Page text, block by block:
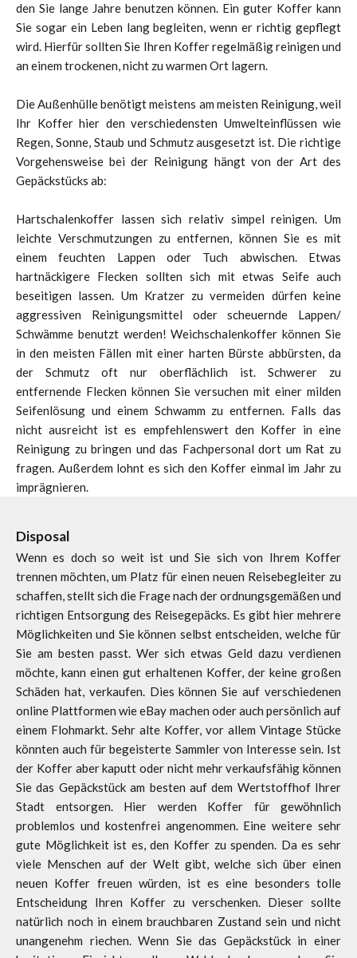
den Sie lange Jahre benutzen können. Ein guter Koffer kann
Sie sogar ein Leben lang begleiten, wenn er richtig gepflegt
wird. Hierfür sollten Sie Ihren Koffer regelmäßig reinigen und
an einem trockenen, nicht zu warmen Ort lagern.
Die Außenhülle benötigt meistens am meisten Reinigung, weil
Ihr Koffer hier den verschiedensten Umwelteinflüssen wie
Regen, Sonne, Staub und Schmutz ausgesetzt ist. Die richtige
Vorgehensweise bei der Reinigung hängt von der Art des
Gepäckstücks ab:
Hartschalenkoffer lassen sich relativ simpel reinigen. Um
leichte Verschmutzungen zu entfernen, können Sie es mit
einem feuchten Lappen oder Tuch abwischen. Etwas
hartnäckigere Flecken sollten sich mit etwas Seife auch
beseitigen lassen. Um Kratzer zu vermeiden dürfen keine
aggressiven Reinigungsmittel oder scheuernde Lappen/
Schwämme benutzt werden! Weichschalenko ffer können Sie
in den meisten Fällen mit einer harten Bürste abbürsten, da
der Schmutz oft nur oberflächlich ist. Schwerer zu
entfernende Flecken können Sie versuchen mit einer milden
Seifenlösung und einem Schwamm zu entfernen. Falls das
nicht ausreicht ist es empfehlenswert den Koffer in eine
Reinigung zu bringen und das Fachpersonal dort um Rat zu
fragen. Außerdem lohnt es sich den Koffer einmal im Jahr zu
imprägnieren.
Disposal
Wenn es doch so weit ist und Sie sich von Ihrem Koffer
trennen möchten, um Platz für einen neuen Reisebegleiter zu
schaffen, stellt sich die Frage nach der ordnungsgemäßen und
richtigen Entsorgung des Reisegepäcks. Es gibt hier mehrere
Möglichkeiten und Sie können selbst entscheiden, welche für
Sie am besten passt. Wer sich etwas Geld dazu verdienen
möchte, kann einen gut erhaltenen Koffer, der keine großen
Schäden hat, verkaufen. Dies können Sie auf verschiedenen
online Plattformen wie eBay machen oder auch persönlich auf
einem Flohmarkt. Sehr alte Koffer, vor allem Vintage Stücke
könnten auch für begeisterte Sammler von Interesse sein. Ist
der Koffer aber kaputt oder nicht mehr verkaufsfähig können
Sie das Gepäckstück am besten auf dem Wertstoffhof Ihrer
Stadt entsorgen. Hier werden Koffer für gewöhnlich
problemlos und kostenfrei angenommen. Eine weitere sehr
gute Möglichkeit ist es, den Koffer zu spenden. Da es sehr
viele Menschen auf der Welt gibt, welche sich über einen
neuen Koffer freuen würden, ist es eine besonders tolle
Entscheidung Ihren Koffer zu verschenken. Dieser sollte
natürlich noch in einem brauchbaren Zustand sein und nicht
unangenehm riechen. Wenn Sie das Gepäckstück in einer